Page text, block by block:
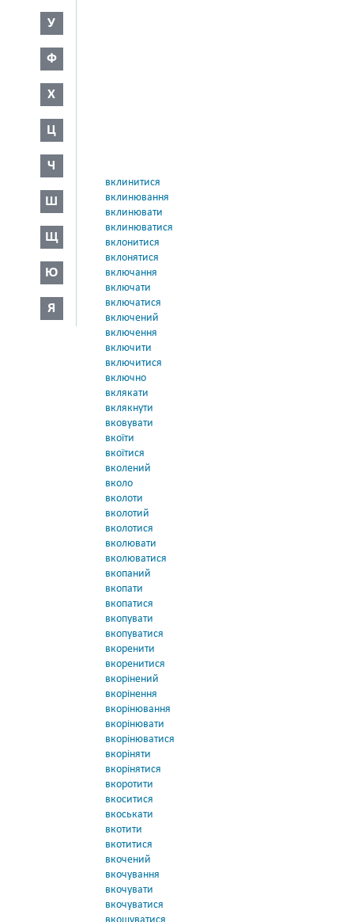
У
Ф
Х
Ц
Ч
Ш
Щ
Ю
Я
вклинитися
вклинювання
вклинювати
вклинюватися
вклонитися
вклонятися
включання
включати
включатися
включений
включення
включити
включитися
включно
вклякати
вклякнути
вковувати
вкоїти
вкоїтися
вколений
вколо
вколоти
вколотий
вколотися
вколювати
вколюватися
вкопаний
вкопати
вкопатися
вкопувати
вкопуватися
вкоренити
вкоренитися
вкорінений
вкорінення
вкорінювання
вкорінювати
вкорінюватися
вкоріняти
вкорінятися
вкоротити
вкоситися
вкоськати
вкотити
вкотитися
вкочений
вкочування
вкочувати
вкочуватися